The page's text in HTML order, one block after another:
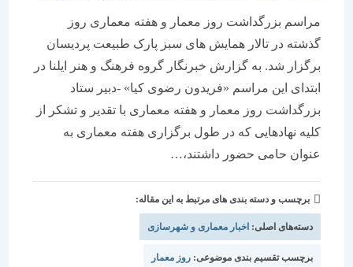
مراسم بزرگداشت روز معمار و هفته معماری روز
گذشته در تالار همایش های سبز پارک طبیعت پردیسان
برگزار شد. به گزارش خبرنگار گروه فرهنگ و هنر ایلنا در
ابتدای این مراسم «فریدون رضوی کیا» -دبیر ستاد
بزرگداشت روز معمار و هفته معماری با تقدیر و تشکر از
کلیه نهادهایی که در طول برگزاری هفته معماری به
عنوان حامی حضور داشتند،…
برچسب و دسته بندی های مرتبط به این مقاله:
دسته‌های اصلی:اخبار معماری و شهرسازی
برچسب تقسیم بندی موضوعی:روز معمار